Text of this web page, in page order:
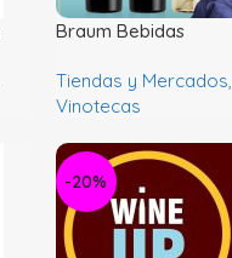
Braum Bebidas
Tiendas y Mercados,
Vinotecas
-20%